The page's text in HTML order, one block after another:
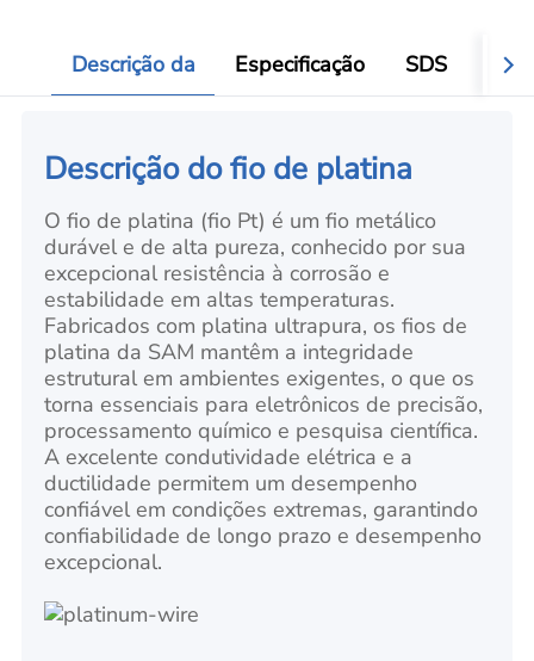
Descrição da Especificação SDS
Descrição do fio de platina
O fio de platina (fio Pt) é um fio metálico
durável e de alta pureza, conhecido por sua
excepcional resistência à corrosão e
estabilidade em altas temperaturas.
Fabricados com platina ultrapura, os fios de
platina da SAM mantêm a integridade
estrutural em ambientes exigentes, o que os
torna essenciais para eletrônicos de precisão,
processamento químico e pesquisa científica.
A excelente condutividade elétrica e a
ductilidade permitem um desempenho
confiável em condições extremas, garantindo
confiabilidade de longo prazo e desempenho
excepcional.